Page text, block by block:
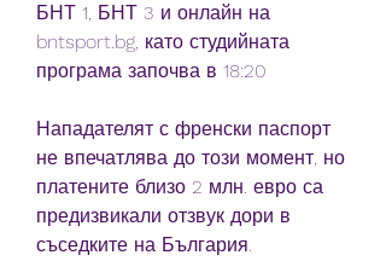
БНТ 1, БНТ 3 и онлайн на
bntsport.bg, като студийната
програма започва в 18:20
Нападателят с френски паспорт
не впечатлява до този момент, но
платените близо 2 млн. евро са
предизвикали отзвук дори в
съседките на България.